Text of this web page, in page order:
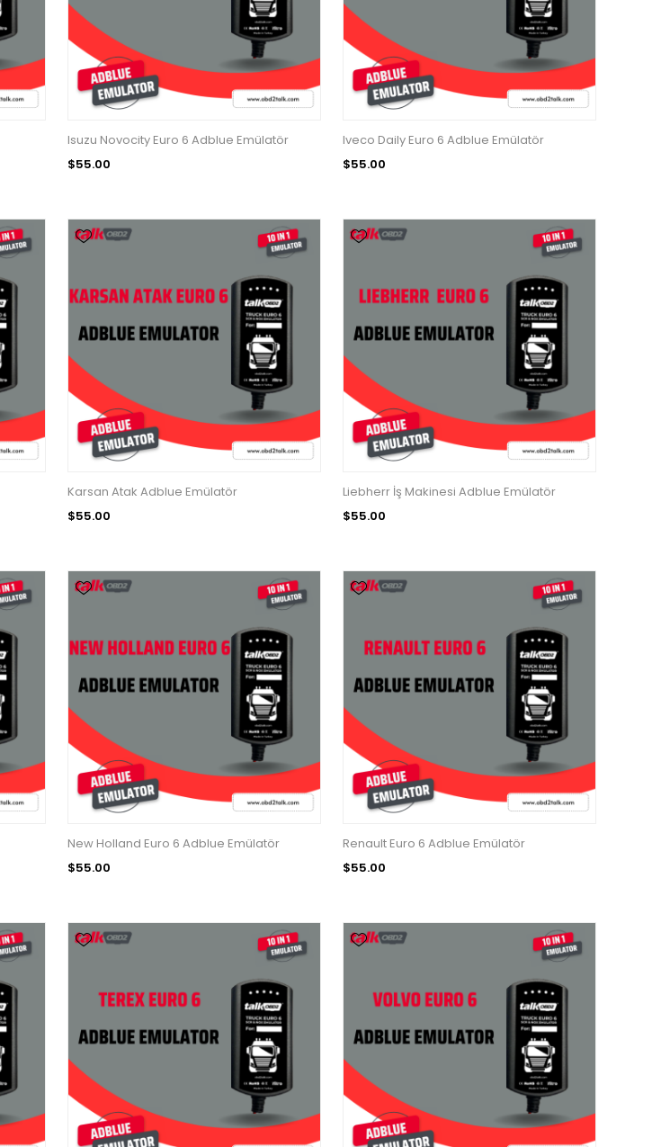
Isuzu Novocity Euro 6 Adblue Emülatör
$55.00
Iveco Daily Euro 6 Adblue Emülatör
$55.00
Karsan Atak Adblue Emülatör
$55.00
Liebherr İş Makinesi Adblue Emülatör
$55.00
New Holland Euro 6 Adblue Emülatör
$55.00
Renault Euro 6 Adblue Emülatör
$55.00